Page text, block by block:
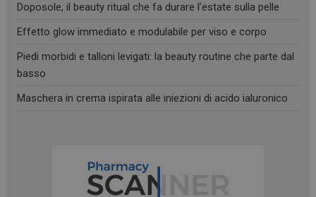
Doposole, il beauty ritual che fa durare l’estate sulla pelle
Effetto glow immediato e modulabile per viso e corpo
Piedi morbidi e talloni levigati: la beauty routine che parte dal
basso
Maschera in crema ispirata alle iniezioni di acido ialuronico